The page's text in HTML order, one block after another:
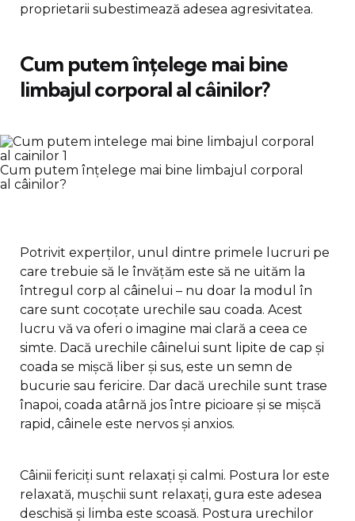
proprietarii subestimează adesea agresivitatea.
Cum putem înțelege mai bine
limbajul corporal al câinilor?
Cum putem înțelege mai bine limbajul corporal
al câinilor?
Potrivit experților, unul dintre primele lucruri pe
care trebuie să le învățăm este să ne uităm la
întregul corp al câinelui – nu doar la modul în
care sunt cocoțate urechile sau coada. Acest
lucru vă va oferi o imagine mai clară a ceea ce
simte. Dacă urechile câinelui sunt lipite de cap și
coada se mișcă liber și sus, este un semn de
bucurie sau fericire. Dar dacă urechile sunt trase
înapoi, coada atârnă jos între picioare și se mișcă
rapid, câinele este nervos și anxios.
Câinii fericiți sunt relaxați și calmi. Postura lor este
relaxată, mușchii sunt relaxați, gura este adesea
deschisă și limba este scoasă. Postura urechilor